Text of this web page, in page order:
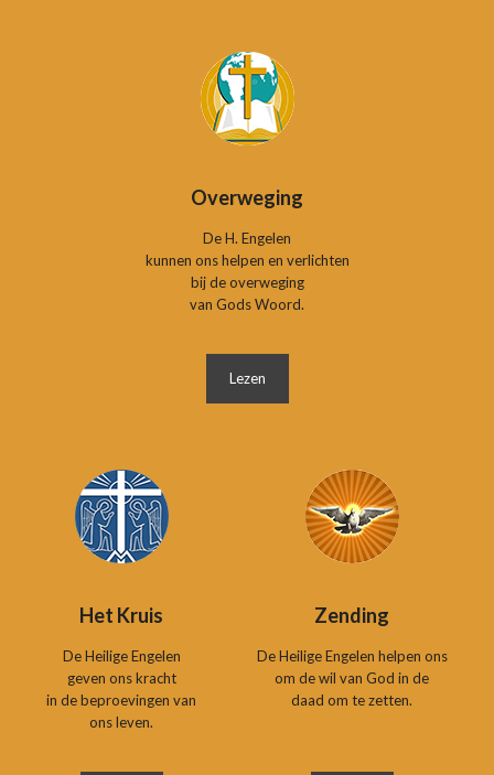
Overweging
De H. Engelen
kunnen ons helpen en verlichten
bij de overweging
van Gods Woord.
Lezen
Het Kruis
De Heilige Engelen
geven ons kracht
in de beproevingen van
ons leven.
Zending
De Heilige Engelen helpen ons
om de wil van God in de
daad om te zetten.